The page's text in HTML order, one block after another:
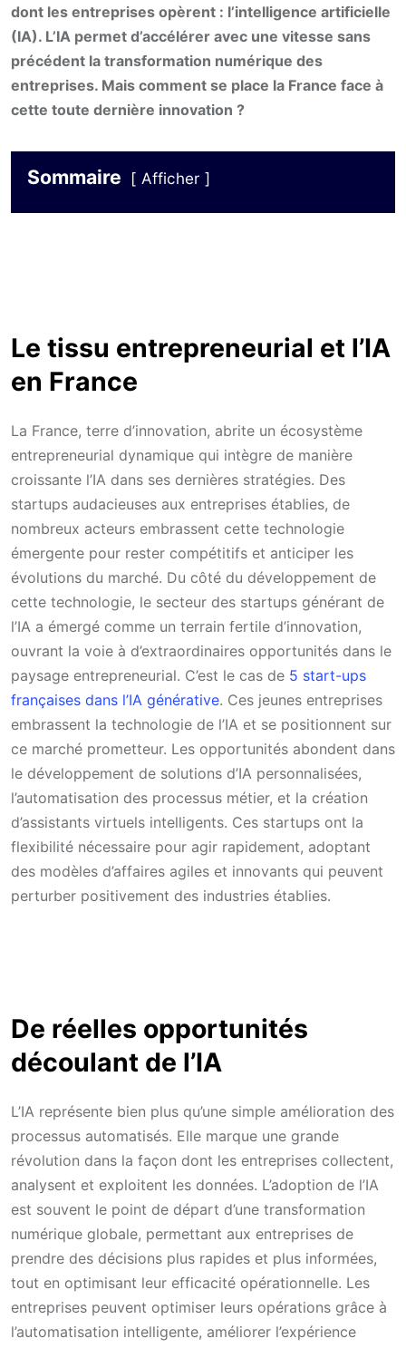
dont les entreprises opèrent : l’intelligence artificielle
(IA). L’IA permet d’accélérer avec une vitesse sans
précédent la transformation numérique des
entreprises. Mais comment se place la France face à
cette toute dernière innovation ?
Sommaire Afficher
Le tissu entrepreneurial et l’IA
en France
La France, terre d’innovation, abrite un écosystème
entrepreneurial dynamique qui intègre de manière
croissante l’IA dans ses dernières stratégies. Des
startups audacieuses aux entreprises établies, de
nombreux acteurs embrassent cette technologie
émergente pour rester compétitifs et anticiper les
évolutions du marché. Du côté du développement de
cette technologie, le secteur des startups générant de
l’IA a émergé comme un terrain fertile d’innovation,
ouvrant la voie à d’extraordinaires opportunités dans le
paysage entrepreneurial. C’est le cas de 5 start-ups
françaises dans l’IA générative. Ces jeunes entreprises
embrassent la technologie de l’IA et se positionnent sur
ce marché prometteur. Les opportunités abondent dans
le développement de solutions d’IA personnalisées,
l’automatisation des processus métier, et la création
d’assistants virtuels intelligents. Ces startups ont la
flexibilité nécessaire pour agir rapidement, adoptant
des modèles d’affaires agiles et innovants qui peuvent
perturber positivement des industries établies.
De réelles opportunités
découlant de l’IA
L’IA représente bien plus qu’une simple amélioration des
processus automatisés. Elle marque une grande
révolution dans la façon dont les entreprises collectent,
analysent et exploitent les données. L’adoption de l’IA
est souvent le point de départ d’une transformation
numérique globale, permettant aux entreprises de
prendre des décisions plus rapides et plus informées,
tout en optimisant leur efficacité opérationnelle. Les
entreprises peuvent optimiser leurs opérations grâce à
l’automatisation intelligente, améliorer l’expérience